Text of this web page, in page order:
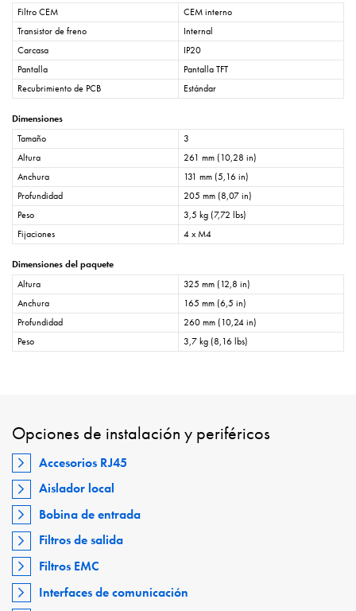
Filtro CEM
CEM interno
Transistor de freno
Internal
Carcasa
IP20
Pantalla
Pantalla TFT
Recubrimiento de PCB
Estándar
Dimensiones
Tamaño
3
Altura
261 mm (10,28 in)
Anchura
131 mm (5,16 in)
Profundidad
205 mm (8,07 in)
Peso
3,5 kg (7,72 lbs)
Fijaciones
4 x M4
Dimensiones del paquete
Altura
325 mm (12,8 in)
Anchura
165 mm (6,5 in)
Profundidad
260 mm (10,24 in)
Peso
3,7 kg (8,16 lbs)
Opciones de instalación y periféricos
Accesorios RJ45
Aislador local
Bobina de entrada
Filtros de salida
Filtros EMC
Interfaces de comunicación